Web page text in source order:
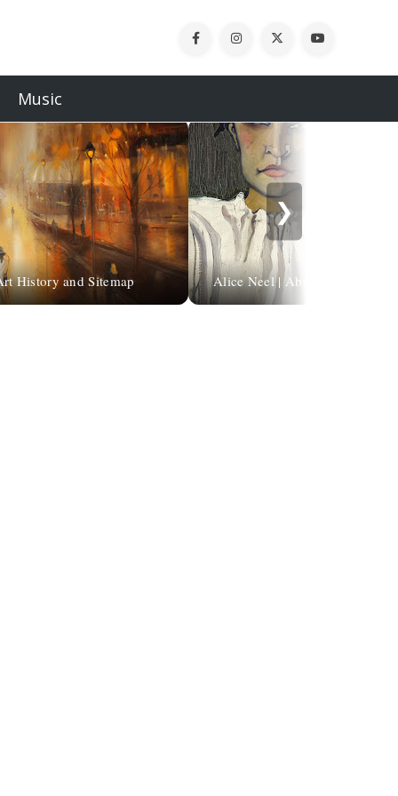
Music
History and Sitemap Alice Neel | Abstract
❯